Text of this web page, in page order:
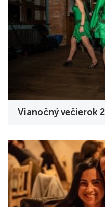
Vianočný večierok